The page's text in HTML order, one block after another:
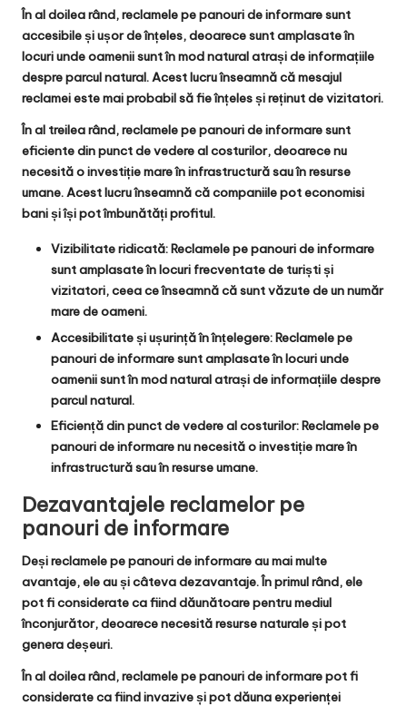
În al doilea rând, reclamele pe panouri de informare sunt
accesibile și ușor de înțeles, deoarece sunt amplasate în
locuri unde oamenii sunt în mod natural atrași de informațiile
despre parcul natural. Acest lucru înseamnă că mesajul
reclamei este mai probabil să fie înțeles și reținut de vizitatori.
În al treilea rând, reclamele pe panouri de informare sunt
eficiente din punct de vedere al costurilor, deoarece nu
necesită o investiție mare în infrastructură sau în resurse
umane. Acest lucru înseamnă că companiile pot economisi
bani și își pot îmbunătăți profitul.
Vizibilitate ridicată: Reclamele pe panouri de informare
sunt amplasate în locuri frecventate de turiști și
vizitatori, ceea ce înseamnă că sunt văzute de un număr
mare de oameni.
Accesibilitate și ușurință în înțelegere: Reclamele pe
panouri de informare sunt amplasate în locuri unde
oamenii sunt în mod natural atrași de informațiile despre
parcul natural.
Eficiență din punct de vedere al costurilor: Reclamele pe
panouri de informare nu necesită o investiție mare în
infrastructură sau în resurse umane.
Dezavantajele reclamelor pe
panouri de informare
Deși reclamele pe panouri de informare au mai multe
avantaje, ele au și câteva dezavantaje. În primul rând, ele
pot fi considerate ca fiind dăunătoare pentru mediul
înconjurător, deoarece necesită resurse naturale și pot
genera deșeuri.
În al doilea rând, reclamele pe panouri de informare pot fi
considerate ca fiind invazive și pot dăuna experienței